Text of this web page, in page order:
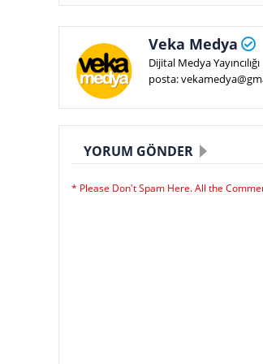
Veka Medya
Dijital Medya
posta:
YORUM GÖNDER
* Please Don't Spam Here. All the